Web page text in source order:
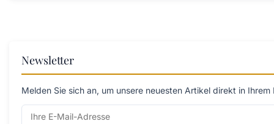
Newsletter
Melden Sie sich an, um unsere neuesten Artikel direkt in